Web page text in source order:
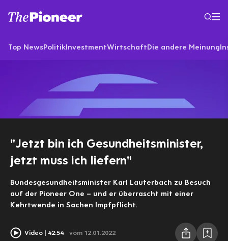
Top NewsPolitikInvestmentWirtschaftDie andere Meinung
"Jetzt bin ich Gesundheitsminister,
jetzt muss ich liefern"
Bundesgesundheitsminister Karl Lauterbach zu Besuch
auf der Pioneer One – und er überrascht mit einer
Kehrtwende in Sachen Impfpflicht.
Video 42:54 vom 12.01.2022